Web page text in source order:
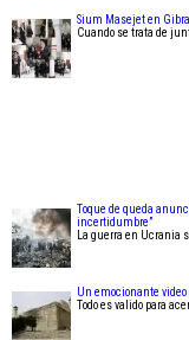
Sium Masejet en
Cuando se trata de
Toque de queda
incertidumbre”
La guerra en Ucrania
Un emocionante
Todo es valido para